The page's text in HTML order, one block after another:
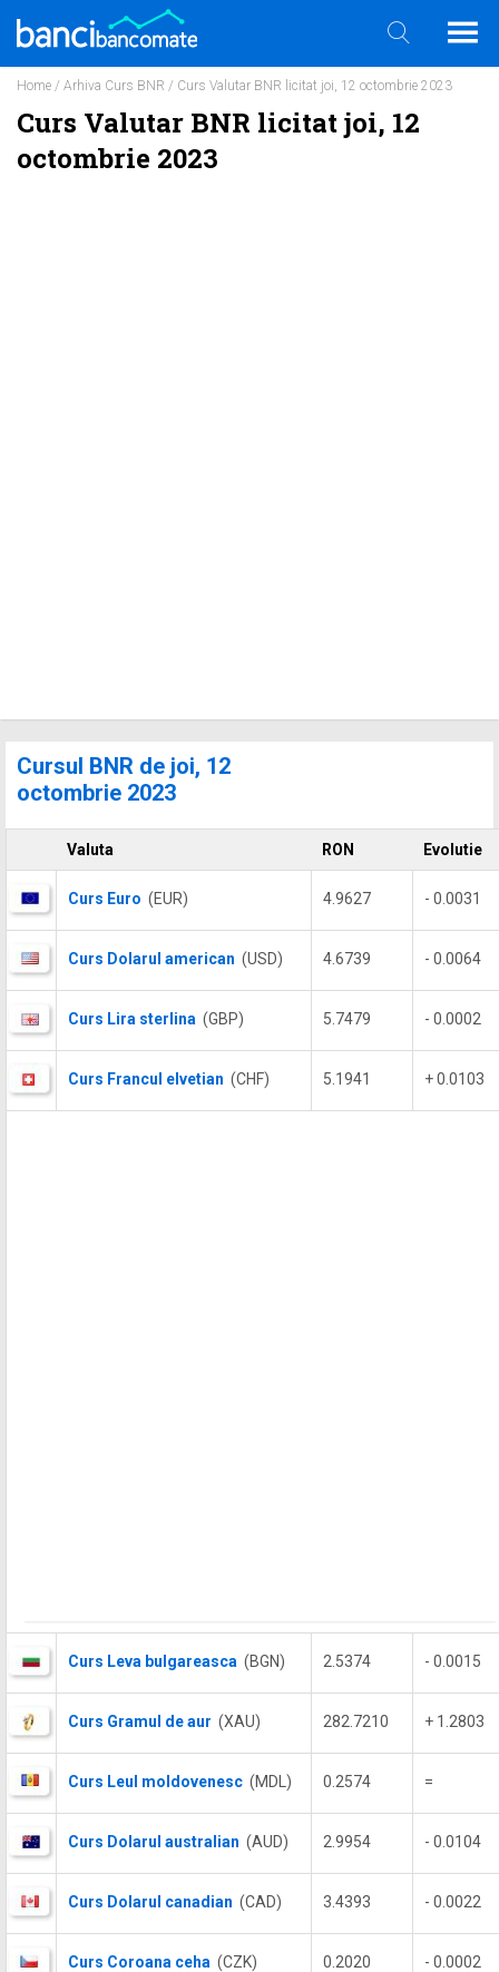
Home / Arhiva Curs BNR / Curs Valutar BNR licitat joi, 12 octombrie 2023
Curs Valutar BNR licitat joi, 12
octombrie 2023
Cursul BNR de joi, 12
octombrie 2023
Valuta RON Evolutie
Curs Euro (EUR) 4.9627 - 0.0031
Curs Dolarul american (USD) 4.6739 - 0.0064
Curs Lira sterlina (GBP) 5.7479 - 0.0002
Curs Francul elvetian (CHF) 5.1941 + 0.0103
Curs Leva bulgareasca (BGN) 2.5374 - 0.0015
Curs Gramul de aur (XAU) 282.7210 + 1.2803
Curs Leul moldovenesc (MDL) 0.2574 =
Curs Dolarul australian (AUD) 2.9954 - 0.0104
Curs Dolarul canadian (CAD) 3.4393 - 0.0022
Curs Coroana ceha (CZK) 0.2020 - 0.0002